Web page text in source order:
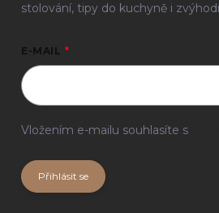
stolování, tipy do kuchyně i
E-MAIL
Vložením e-mailu souhlasíte s
Přihlásit se